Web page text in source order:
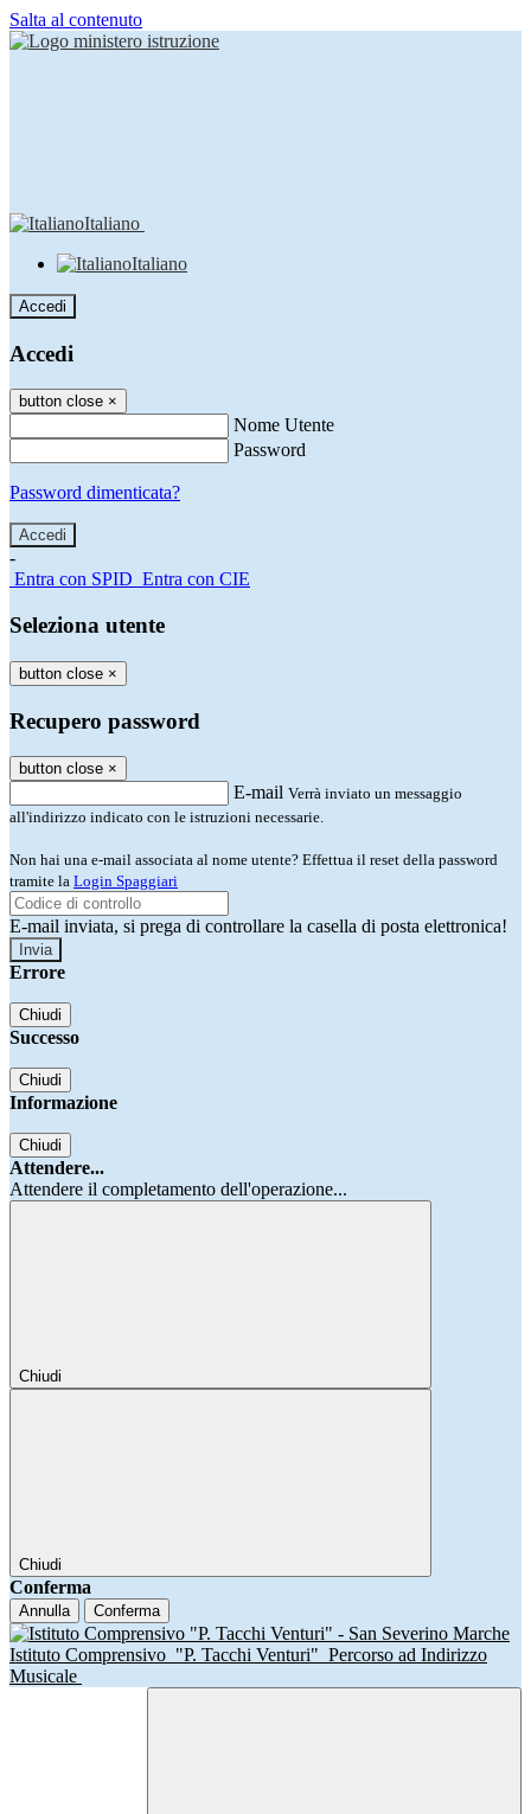
Salta al contenuto
Italiano
Italiano
Accedi
Accedi
button close ×
Nome Utente
Password
Password dimenticata?
-
Entra con SPID Entra con CIE
Seleziona utente
button close ×
Recupero password
button close ×
E-mail Verrà inviato un messaggio
all'indirizzo indicato con le istruzioni necessarie.
Non hai una e-mail associata al nome utente? Effettua il reset della password
tramite la Login Spaggiari
E-mail inviata, si prega di controllare la casella di posta elettronica!
Errore
Chiudi
Successo
Chiudi
Informazione
Chiudi
Attendere...
Attendere il completamento dell'operazione...
Chiudi
Chiudi
Conferma
Annulla Conferma
Istituto Comprensivo "P. Tacchi Venturi" Percorso ad Indirizzo
Musicale